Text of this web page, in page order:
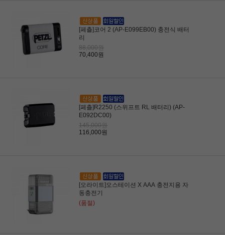
[페츨]코어 2 (AP-E099EB00) 충전식 배터
리
88,000원
70,400원
[페츨]R2250 (스위프트 RL 배터리) (AP-
E092DC00)
145,000원
116,000원
[오라이트]오스테이션 X AAA 충전지용 자
동충전기
(품절)